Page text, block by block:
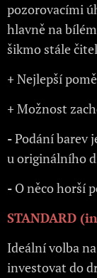
pozorovacími
hlavně na
šikmo stále
+Nejlepší
+Možnost
-Podání barev
u originálního
- O něco horší
STANDARD
Ideální volba
investovat do